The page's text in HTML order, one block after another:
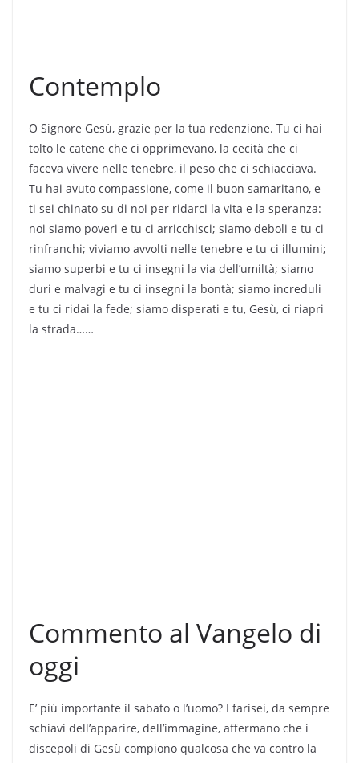
Contemplo
O Signore Gesù, grazie per la tua redenzione. Tu ci hai
tolto le catene che ci opprimevano, la cecità che ci
faceva vivere nelle tenebre, il peso che ci schiacciava.
Tu hai avuto compassione, come il buon samaritano, e
ti sei chinato su di noi per ridarci la vita e la speranza:
noi siamo poveri e tu ci arricchisci; siamo deboli e tu ci
rinfranchi; viviamo avvolti nelle tenebre e tu ci illumini;
siamo superbi e tu ci insegni la via dell’umiltà; siamo
duri e malvagi e tu ci insegni la bontà; siamo increduli
e tu ci ridai la fede; siamo disperati e tu, Gesù, ci riapri
la strada……
Commento al Vangelo di
oggi
E’ più importante il sabato o l’uomo? I farisei, da sempre
schiavi dell’apparire, dell’immagine, affermano che i
discepoli di Gesù compiono qualcosa che va contro la